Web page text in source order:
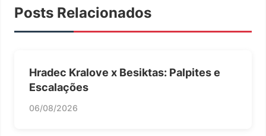
Posts Relacionados
Hradec Kralove x Besiktas: Palpites e
Escalações
06/08/2026